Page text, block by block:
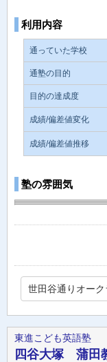
利用内容
通っていた学校
通塾の目的
目的の達成度
成績/偏差値変化
成績/偏差値推移
塾の雰囲気
世田谷通りオー
東進こども英語塾
四谷大塚 蒲田